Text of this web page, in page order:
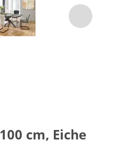
cm, Eiche